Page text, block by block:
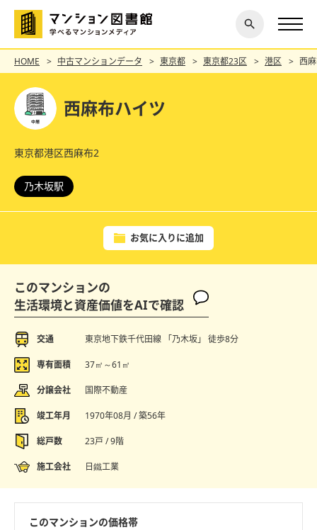
探す
閉じ
る
HOME 中古マンションデータ 東京都 東京都23区 港区 西
西麻布ハイツ
東京都港区西麻布2
乃木坂駅
お気に入りに追加
このマンションの
生活環境と資産価値をAIで確認
交通 東京地下鉄千代田線 「乃木坂」 徒歩8分
専有面積 37㎡～61㎡
分譲会社 国際不動産
竣工年月 1970年08月 / 築56年
総戸数 23戸 / 9階
施工会社 日鐵工業
このマンションの価格帯